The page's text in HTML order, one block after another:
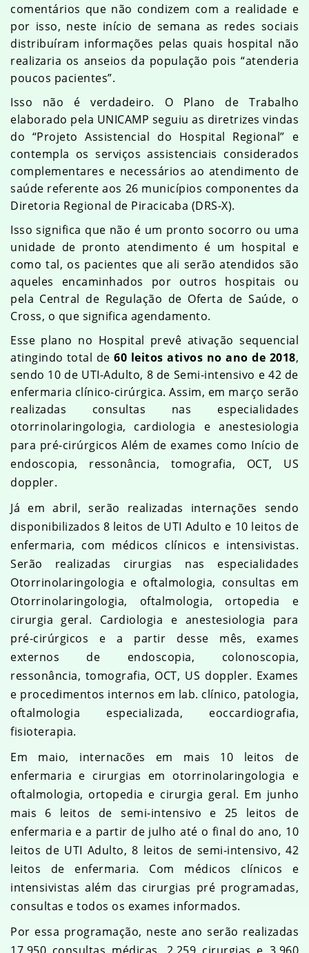
comentários que não condizem com a realidade e
por isso, neste início de semana as redes sociais
distribuíram informações pelas quais hospital não
realizaria os anseios da população pois “atenderia
poucos pacientes”.
Isso não é verdadeiro. O Plano de Trabalho
elaborado pela UNICAMP seguiu as diretrizes vindas
do “Projeto Assistencial do Hospital Regional” e
contempla os serviços assistenciais considerados
complementares e necessários ao atendimento de
saúde referente aos 26 municípios componentes da
Diretoria Regional de Piracicaba (DRS-X).
Isso significa que não é um pronto socorro ou uma
unidade de pronto atendimento é um hospital e
como tal, os pacientes que ali serão atendidos são
aqueles encaminhados por outros hospitais ou
pela Central de Regulação de Oferta de Saúde, o
Cross, o que significa agendamento.
Esse plano no Hospital prevê ativação sequencial
atingindo total de60 leitos ativos no ano de 2018,
sendo 10 de UTI-Adulto, 8 de Semi-intensivo e 42 de
enfermaria clínico-cirúrgica. Assim, em março serão
realizadas consultas nas especialidades
otorrinolaringologia, cardiologia e anestesiologia
para pré-cirúrgicos Além de exames como Início de
endoscopia, ressonância, tomografia, OCT, US
doppler.
Já em abril, serão realizadas internações sendo
disponibilizados 8 leitos de UTI Adulto e 10 leitos de
enfermaria, com médicos clínicos e intensivistas.
Serão realizadas cirurgias nas especialidades
Otorrinolaringologia e oftalmologia, consultas em
Otorrinolaringologia, oftalmologia, ortopedia e
cirurgia geral. Cardiologia e anestesiologia para
pré-cirúrgicos e a partir desse mês, exames
externos de endoscopia, colonoscopia,
ressonância, tomografia, OCT, US doppler. Exames
e procedimentos internos em lab. clínico, patologia,
oftalmologia especializada, eoccardiografia,
fisioterapia.
Em maio, internacões em mais 10 leitos de
enfermaria e cirurgias em otorrinolaringologia e
oftalmologia, ortopedia e cirurgia geral. Em junho
mais 6 leitos de semi-intensivo e 25 leitos de
enfermaria e a partir de julho até o final do ano, 10
leitos de UTI Adulto, 8 leitos de semi-intensivo, 42
leitos de enfermaria. Com médicos clínicos e
intensivistas além das cirurgias pré programadas,
consultas e todos os exames informados.
Por essa programação, neste ano serão realizadas